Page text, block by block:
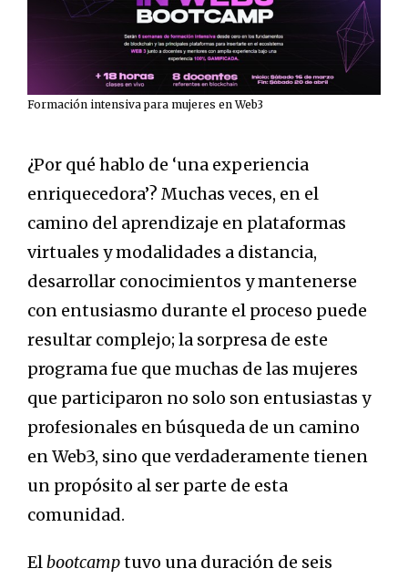
Formación intensiva para mujeres en Web3
¿Por qué hablo de ‘una experiencia
enriquecedora’? Muchas veces, en el
camino del aprendizaje en plataformas
virtuales y modalidades a distancia,
desarrollar conocimientos y mantenerse
con entusiasmo durante el proceso puede
resultar complejo; la sorpresa de este
programa fue que muchas de las mujeres
que participaron no solo son entusiastas y
profesionales en búsqueda de un camino
en Web3, sino que verdaderamente tienen
un propósito al ser parte de esta
comunidad.
El bootcamptuvo una duración de seis